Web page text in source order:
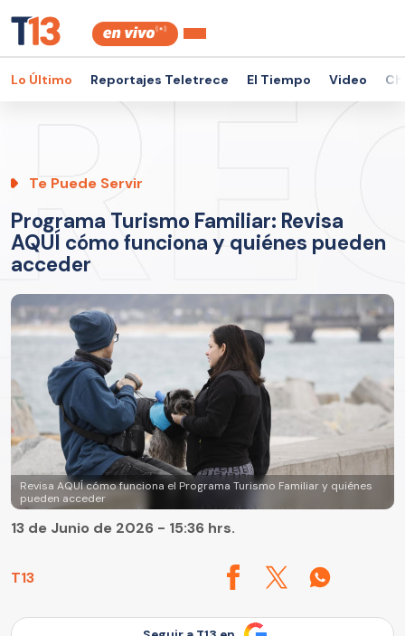
Lo Último Reportajes Teletrece El Tiempo Video
Te Puede Servir
Programa Turismo Familiar: Revisa
AQUÍ cómo funciona y quiénes pueden
acceder
Revisa AQUÍ cómo funciona el Programa Turismo Familiar y quiénes
pueden acceder
T13
13 de Junio de 2026 - 15:36 hrs.